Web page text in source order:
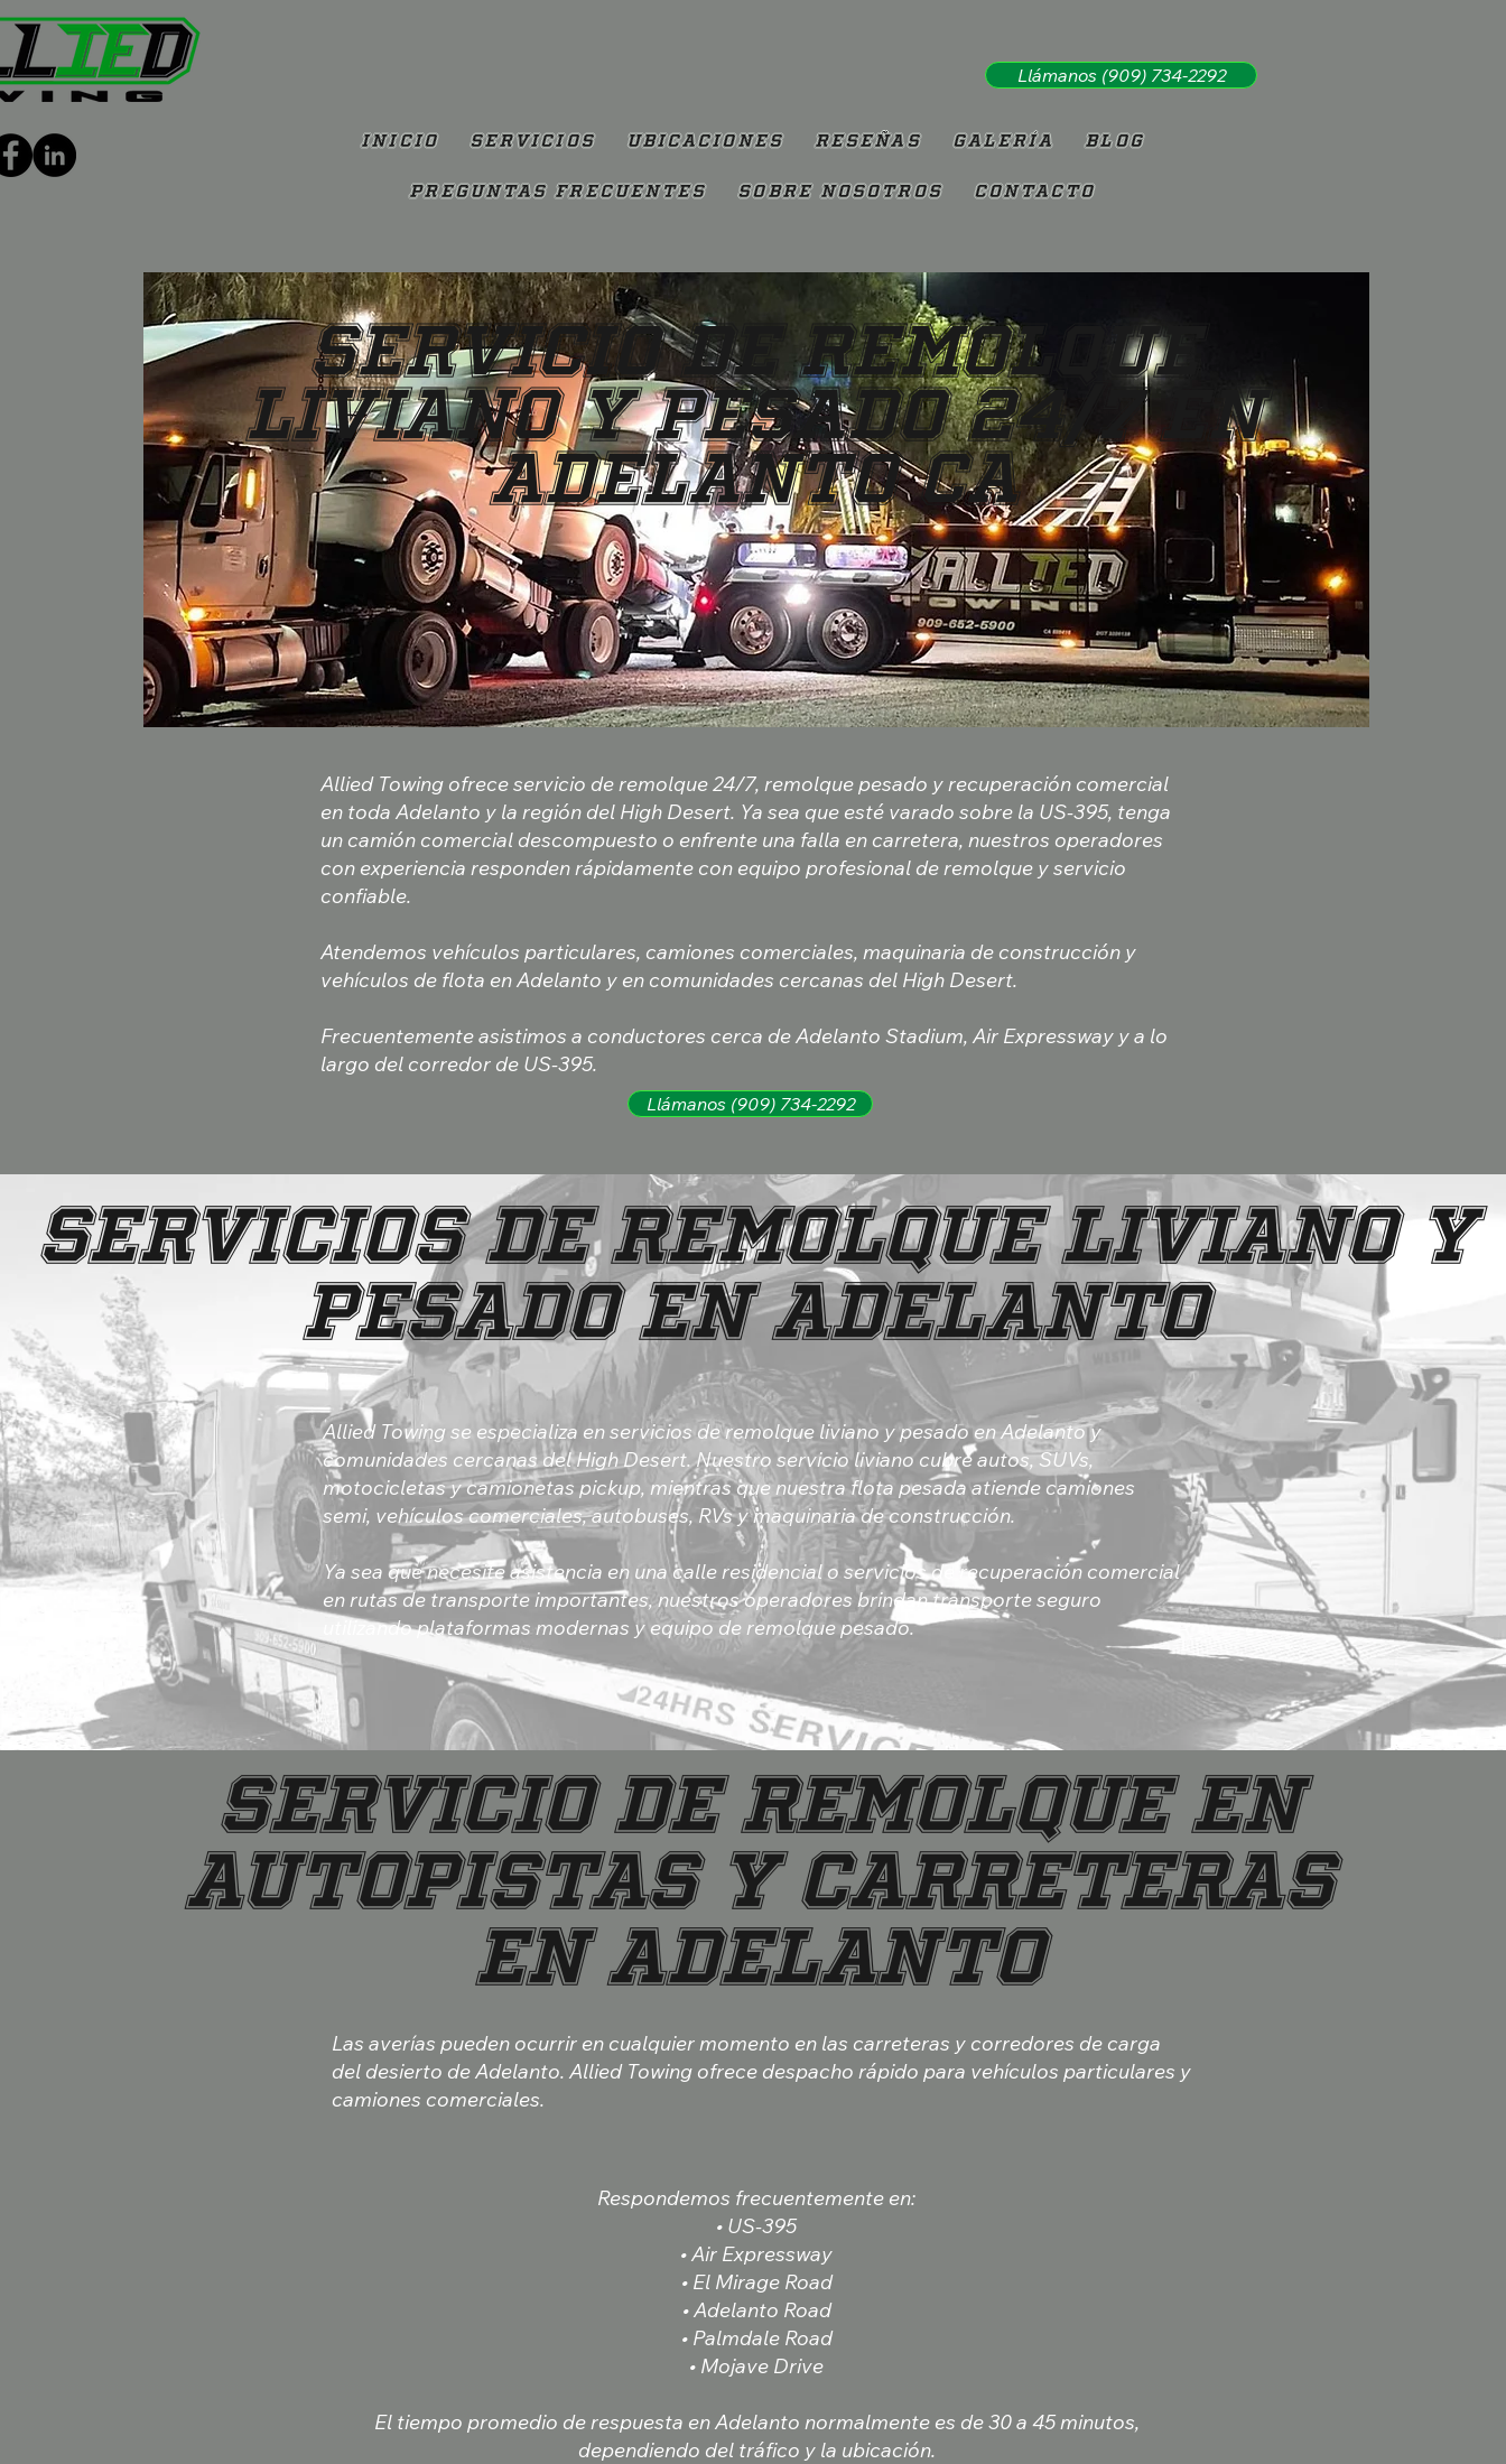
Llámanos (909) 734-2292
Inicio Servicios Ubicaciones Reseñas Galería Blog
Preguntas Frecuentes Sobre Nosotros Contacto
Servicio de Remolque
Liviano y Pesado 24/7 en
Adelanto CA
Llámanos (909) 734-2292
Allied Towing ofrece servicio de remolque 24/7, remolque pesado y recuperación comercial
en toda Adelanto y la región del High Desert. Ya sea que esté varado sobre la US-395, tenga
un camión comercial descompuesto o enfrente una falla en carretera, nuestros operadores
con experiencia responden rápidamente con equipo profesional de remolque y servicio
confiable.
Atendemos vehículos particulares, camiones comerciales, maquinaria de construcción y
vehículos de flota en Adelanto y en comunidades cercanas del High Desert.
Frecuentemente asistimos a conductores cerca de Adelanto Stadium, Air Expressway y a lo
largo del corredor de US-395.
SERVICIOS DE REMOLQUE LIVIANO Y
PESADO EN ADELANTO
Allied Towing se especializa en servicios de remolque liviano y pesado en Adelanto y
comunidades cercanas del High Desert. Nuestro servicio liviano cubre autos, SUVs,
motocicletas y camionetas pickup, mientras que nuestra flota pesada atiende camiones
semi, vehículos comerciales, autobuses, RVs y maquinaria de construcción.
Ya sea que necesite asistencia en una calle residencial o servicios de recuperación comercial
en rutas de transporte importantes, nuestros operadores brindan transporte seguro
utilizando plataformas modernas y equipo de remolque pesado.
SERVICIO DE REMOLQUE EN
AUTOPISTAS Y CARRETERAS
EN ADELANTO
Respondemos frecuentemente en:
• US-395
• Air Expressway
• El Mirage Road
• Adelanto Road
• Palmdale Road
• Mojave Drive
El tiempo promedio de respuesta en Adelanto normalmente es de 30 a 45 minutos,
dependiendo del tráfico y la ubicación.
Las averías pueden ocurrir en cualquier momento en las carreteras y corredores de carga
del desierto de Adelanto. Allied Towing ofrece despacho rápido para vehículos particulares y
camiones comerciales.